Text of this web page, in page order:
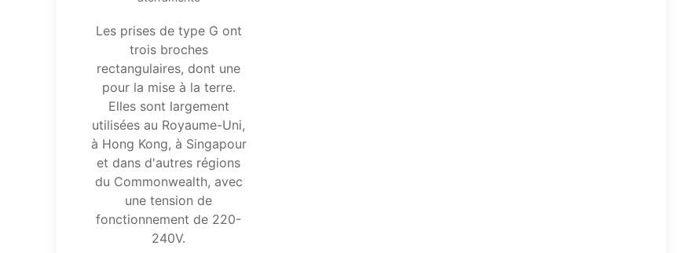
Les prises de type G ont
trois broches
rectangulaires, dont une
pour la mise à la terre.
Elles sont largement
utilisées au Royaume-Uni,
à Hong Kong, à Singapour
et dans d'autres régions
du Commonwealth, avec
une tension de
fonctionnement de 220-
240V.